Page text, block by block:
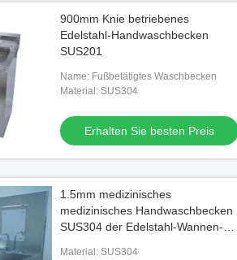
900mm Knie betriebenes
Edelstahl-Handwaschbecken
SUS201
Name: Fußbetätigtes Waschbecken
Material: SUS304
Erhalten Sie besten Preis
1.5mm medizinisches
medizinisches Handwaschbecken
SUS304 der Edelstahl-Wannen-
Material: SUS304